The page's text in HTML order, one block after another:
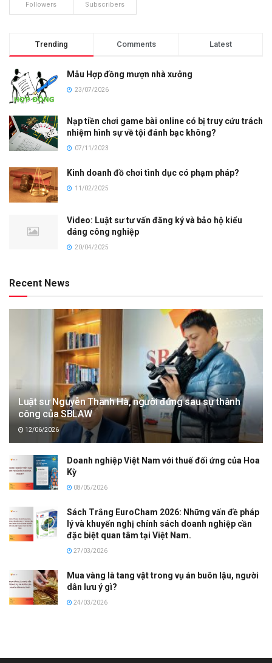
Followers Subscribers
Trending Comments Latest
Mẫu Hợp đồng mượn nhà xưởng
23/07/2026
Nạp tiền chơi game bài online có bị truy cứu trách
nhiệm hình sự về tội đánh bạc không?
07/11/2023
Kinh doanh đồ chơi tình dục có phạm pháp?
11/02/2025
Video: Luật sư tư vấn đăng ký và bảo hộ kiểu
dáng công nghiệp
20/04/2025
Recent News
Luật sư Nguyễn Thanh Hà, người đứng sau sự thành
công của SBLAW
12/06/2026
Doanh nghiệp Việt Nam với thuế đối ứng của Hoa
Kỳ
08/05/2026
Sách Trắng EuroCham 2026: Những vấn đề pháp
lý và khuyến nghị chính sách doanh nghiệp cần
đặc biệt quan tâm tại Việt Nam.
27/03/2026
Mua vàng là tang vật trong vụ án buôn lậu, người
dân lưu ý gì?
24/03/2026